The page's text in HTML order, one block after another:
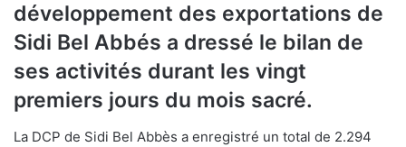
développement des exportations de
Sidi Bel Abbés a dressé le bilan de
ses activités durant les vingt
premiers jours du mois sacré.
La DCP de Sidi Bel Abbès a enregistré un total de 2.294